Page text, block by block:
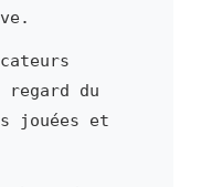
du
jouées et